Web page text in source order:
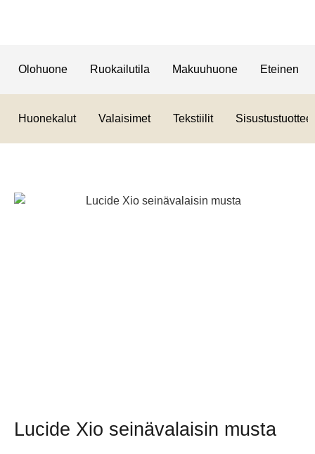
Olohuone Ruokailutila Makuuhuone Eteinen
Huonekalut Valaisimet Tekstiilit Sisustustuotteet
Lucide Xio seinävalaisin musta